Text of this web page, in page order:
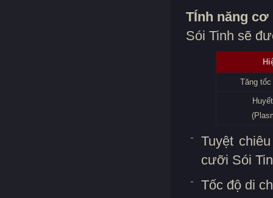
TÍnh năng cơ
Sói Tinh sẽ
Tăng
Tuyệt
cưỡi Sói
Tốc độ di